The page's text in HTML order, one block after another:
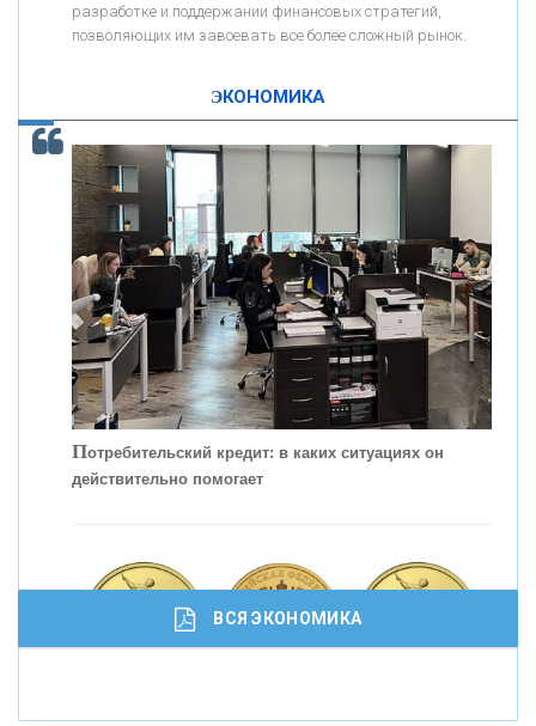
ОНАС
КОНТАКТЫ
К ак Система быстрых платежей за пять лет
разработке и поддержании финансовых стратегий,
позволяющих им завоевать все более сложный рынок.
ЭКОНОМИКА
Потребительский кредит: в каких ситуациях он
действительно помогает
ВСЯ ЭКОНОМИКА